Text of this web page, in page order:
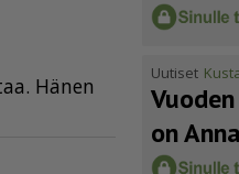
Hä­nen
Uutiset
on